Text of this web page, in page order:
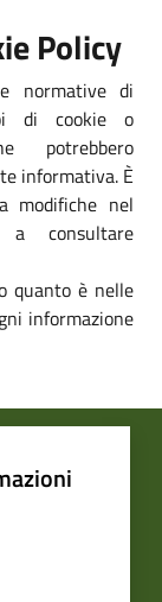
Policy
normative di
di cookie o
potrebbero
informativa. È
modifiche nel
consultare
quanto è nelle
informazione